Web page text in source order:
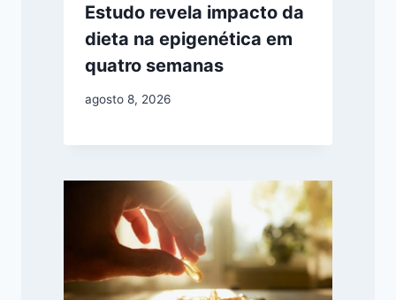
Estudo revela impacto da
dieta na epigenética em
quatro semanas
agosto 8, 2026